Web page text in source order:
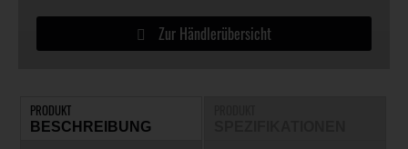
Zur Händlerübersicht
PRODUKT
BESCHREIBUNG